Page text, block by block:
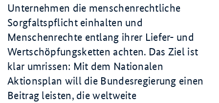
Unternehmen die menschenrechtliche
Sorgfaltspflicht einhalten und
Menschenrechte entlang ihrer Liefer- und
Wertschöpfungsketten achten. Das Ziel ist
klar umrissen: Mit dem Nationalen
Aktionsplan will die Bundesregierung einen
Beitrag leisten, die weltweite